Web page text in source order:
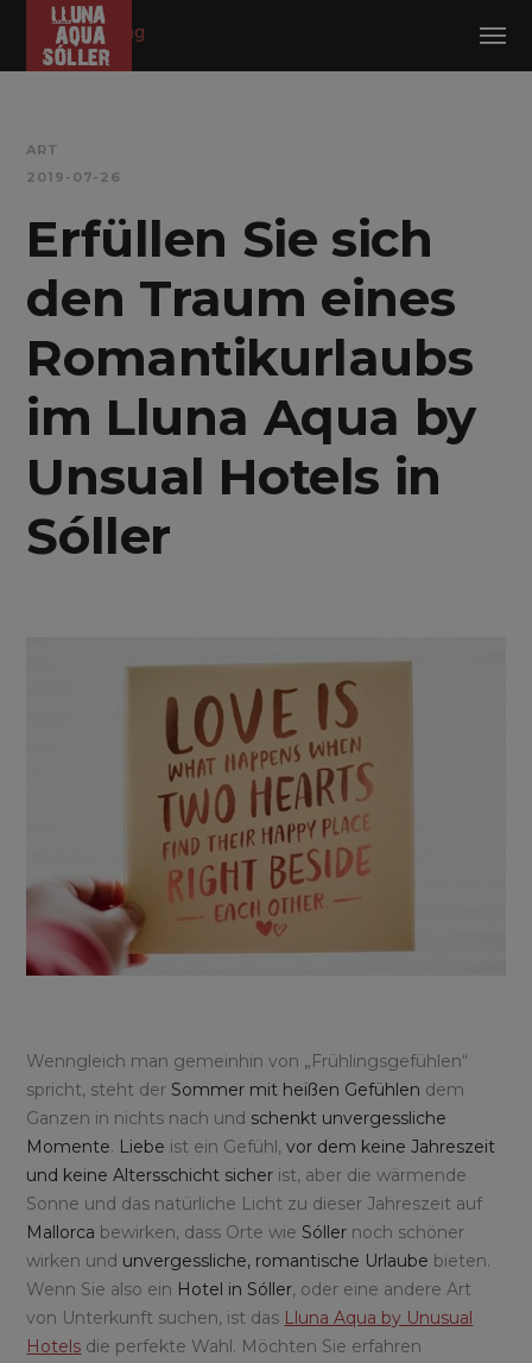
Anmeldung
ART
2019-07-26
Erfüllen Sie sich
den Traum eines
Romantikurlaubs
im Lluna Aqua by
Unsual Hotels in
Sóller
Wenngleich man gemeinhin von „Frühlingsgefühlen“
spricht, steht der Sommer mit heißen Gefühlen dem
Ganzen in nichts nach und schenkt unvergessliche
Momente. Liebe ist ein Gefühl,vor dem keine Jahreszeit
und keine Altersschicht sicher ist, aber die wärmende
Sonne und das natürliche Licht zu dieser Jahreszeit auf
Mallorca bewirken, dass Orte wie Sóller noch schöner
wirken und unvergessliche, romantische Urlaube bieten.
Wenn Sie also ein Hotel in Sóller, oder eine andere Art
von Unterkunft suchen, ist das Lluna Aqua by Unusual
Hotels die perfekte Wahl. Möchten Sie erfahren